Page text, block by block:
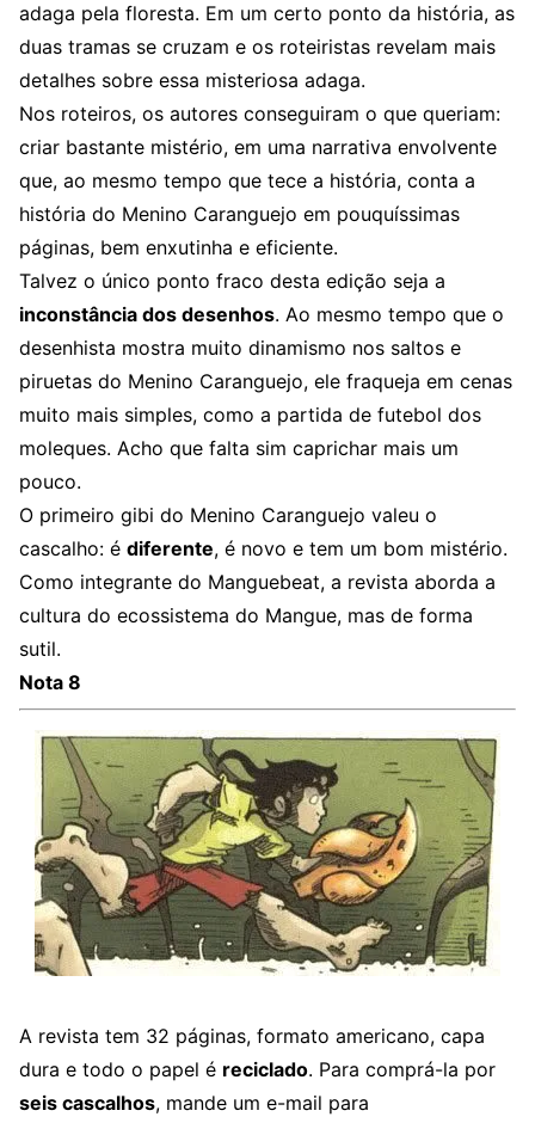
adaga pela floresta. Em um certo ponto da história, as
duas tramas se cruzam e os roteiristas revelam mais
detalhes sobre essa misteriosa adaga.
Nos roteiros, os autores conseguiram o que queriam:
criar bastante mistério, em uma narrativa envolvente
que, ao mesmo tempo que tece a história, conta a
história do Menino Caranguejo em pouquíssimas
páginas, bem enxutinha e eficiente.
Talvez o único ponto fraco desta edição seja a
inconstância dos desenhos. Ao mesmo tempo que o
desenhista mostra muito dinamismo nos saltos e
piruetas do Menino Caranguejo, ele fraqueja em cenas
muito mais simples, como a partida de futebol dos
moleques. Acho que falta sim caprichar mais um
pouco.
O primeiro gibi do Menino Caranguejo valeu o
cascalho: é diferente, é novo e tem um bom mistério.
Como integrante do Manguebeat, a revista aborda a
cultura do ecossistema do Mangue, mas de forma
sutil.
Nota 8
A revista tem 32 páginas, formato americano, capa
dura e todo o papel é reciclado. Para comprá-la por
seis cascalhos, mande um e-mail para